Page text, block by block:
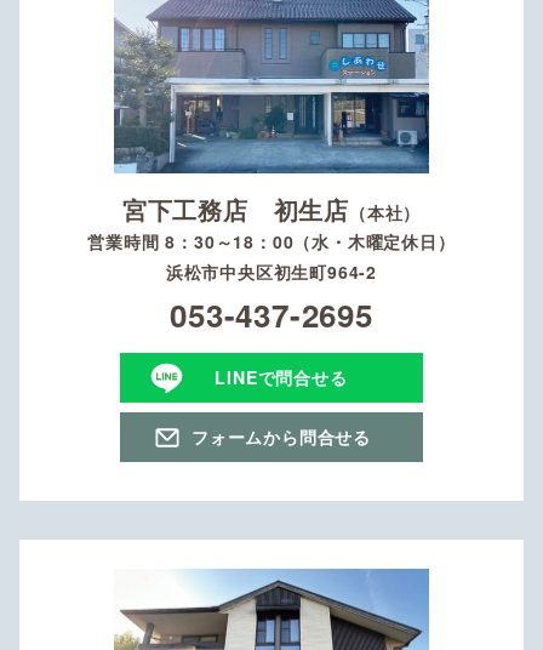
宮下工務店 初生店 （本社）
営業時間 8：30～18：00（水・木曜定休日）
浜松市中央区初生町964-2
053-437-2695
LINEで問合せる
フォームから問合せる